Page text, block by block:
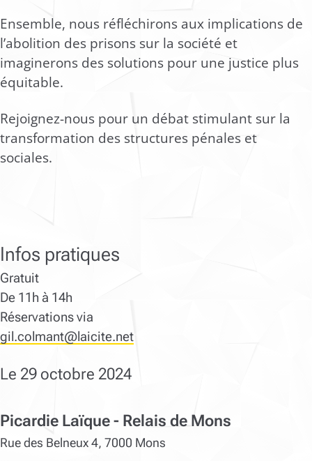
Ensemble, nous réfléchirons aux implications de
l’abolition des prisons sur la société et
imaginerons des solutions pour une justice plus
équitable.
Rejoignez-nous pour un débat stimulant sur la
transformation des structures pénales et
sociales.
Infos pratiques
Gratuit
De 11h à 14h
Réservations via
gil.colmant@laicite.net
Le 29 octobre 2024
Picardie Laïque - Relais de Mons
Rue des Belneux 4, 7000 Mons